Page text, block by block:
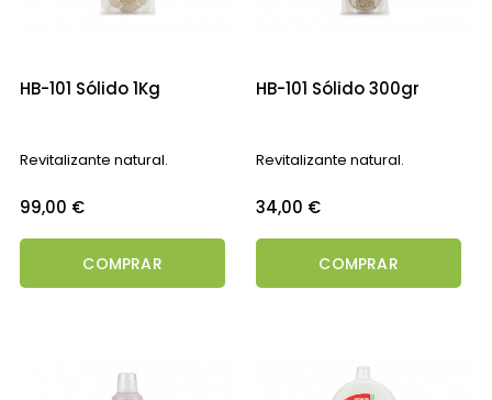
HB-101 Sólido 1Kg
Revitalizante natural.
Precio
99,00 €
COMPRAR
HB-101 Sólido 300gr
Revitalizante natural.
Precio
34,00 €
COMPRAR